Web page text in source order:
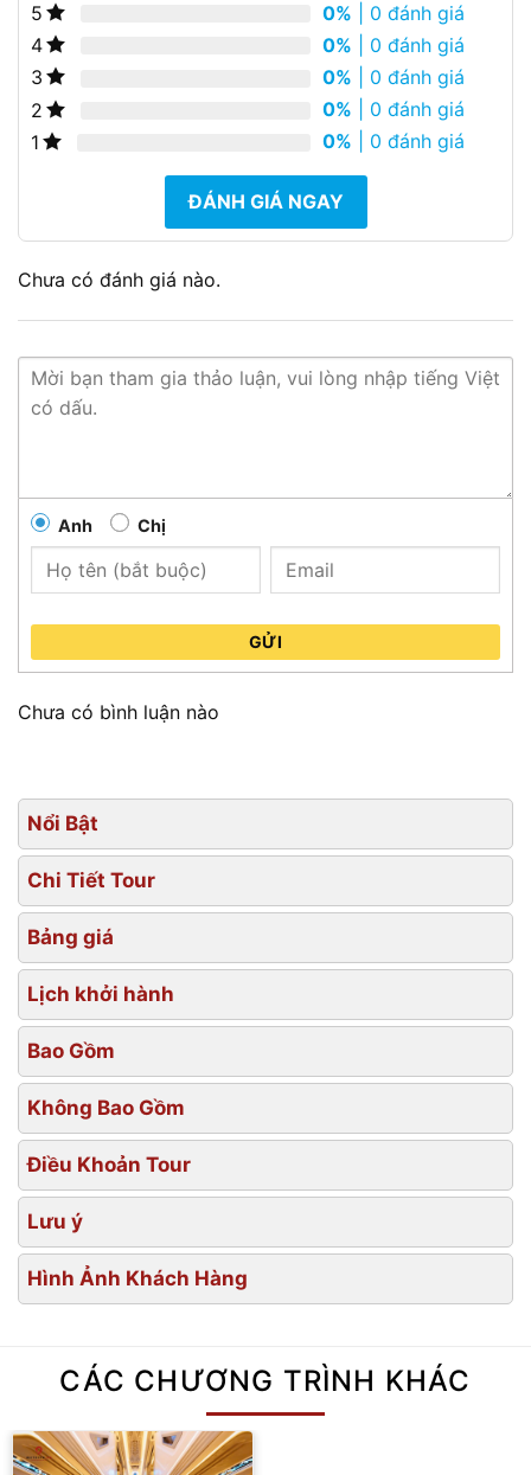
5 0% | 0 đánh giá
4
0% | 0 đánh giá
3
0% | 0 đánh giá
2
0% | 0 đánh giá
1
0% | 0 đánh giá
ĐÁNH GIÁ NGAY
Chưa có đánh giá nào.
Anh Chị
GỬI
Chưa có bình luận nào
Nổi Bật
Chi Tiết Tour
Bảng giá
Lịch khởi hành
Bao Gồm
Không Bao Gồm
Điều Khoản Tour
Lưu ý
Hình Ảnh Khách Hàng
CÁC CHƯƠNG TRÌNH KHÁC